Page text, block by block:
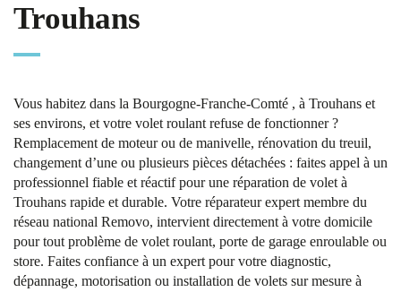
Trouhans
Vous habitez dans la Bourgogne-Franche-Comté , à Trouhans et
ses environs, et votre volet roulant refuse de fonctionner ?
Remplacement de moteur ou de manivelle, rénovation du treuil,
changement d’une ou plusieurs pièces détachées : faites appel à un
professionnel fiable et réactif pour une réparation de volet à
Trouhans rapide et durable. Votre réparateur expert membre du
réseau national Removo, intervient directement à votre domicile
pour tout problème de volet roulant, porte de garage enroulable ou
store. Faites confiance à un expert pour votre diagnostic,
dépannage, motorisation ou installation de volets sur mesure à